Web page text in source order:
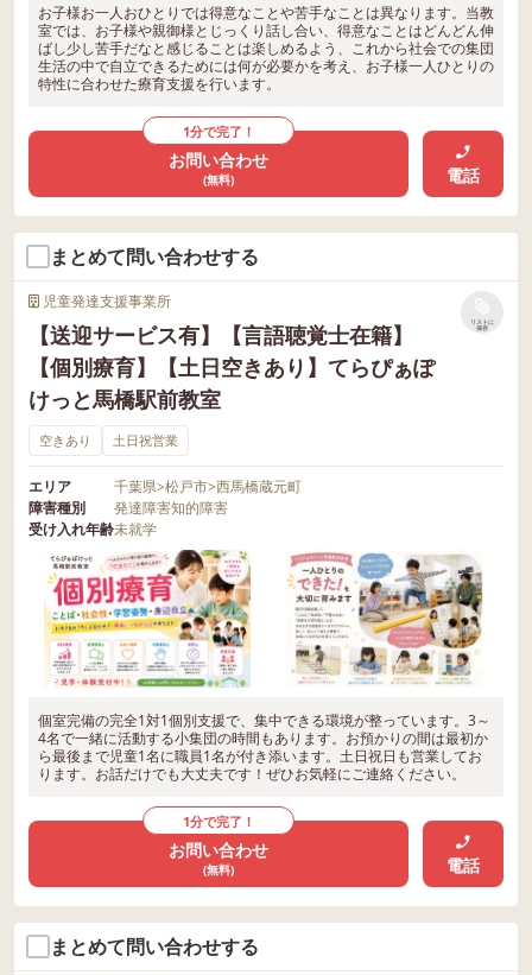
お子様お一人おひとりでは得意なことや苦手なことは異なります。当教
室では、お子様や親御様とじっくり話し合い、得意なことはどんどん伸
ばし少し苦手だなと感じることは楽しめるよう、これから社会での集団
生活の中で自立できるためには何が必要かを考え、お子様一人ひとりの
特性に合わせた療育支援を行います。
1分で完了！
お問い合わせ
(無料) 電話
まとめて問い合わせする
児童発達支援事業所
【送迎サービス有】【言語聴覚士在籍】
【個別療育】【土日空きあり】てらぴぁぽ
けっと馬橋駅前教室
リストに
保存
空きあり 土日祝営業
エリア 千葉県>松戸市>西馬橋蔵元町
障害種別
発達障害知的障害
受け入れ年齢未就学
個室完備の完全1対1個別支援で、集中できる環境が整っています。3～
4名で一緒に活動する小集団の時間もあります。お預かりの間は最初か
ら最後まで児童1名に職員1名が付き添います。土日祝日も営業してお
ります。お話だけでも大丈夫です！ぜひお気軽にご連絡ください。
1分で完了！
お問い合わせ
(無料) 電話
まとめて問い合わせする